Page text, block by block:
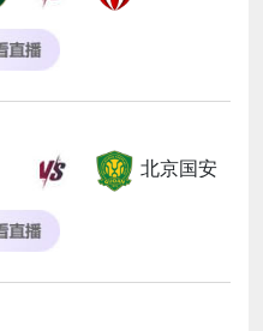
北京国安